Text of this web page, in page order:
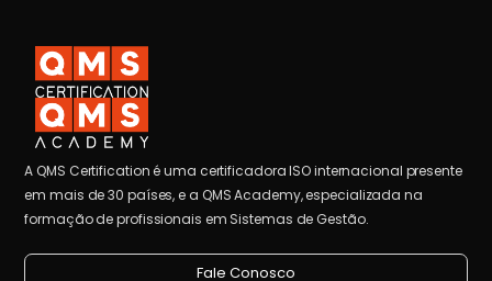
A QMS Certification é uma certificadora ISO internacional presente
em mais de 30 países, e a QMS Academy, especializada na
formação de profissionais em Sistemas de Gestão.
Fale Conosco